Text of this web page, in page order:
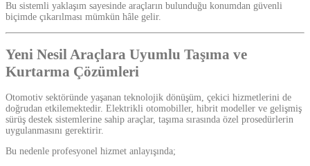
Bu sistemli yaklaşım sayesinde araçların bulunduğu konumdan güvenli
biçimde çıkarılması mümkün hâle gelir.
Yeni Nesil Araçlara Uyumlu Taşıma ve
Kurtarma Çözümleri
Otomotiv sektöründe yaşanan teknolojik dönüşüm, çekici hizmetlerini de
doğrudan etkilemektedir. Elektrikli otomobiller, hibrit modeller ve gelişmiş
sürüş destek sistemlerine sahip araçlar, taşıma sırasında özel prosedürlerin
uygulanmasını gerektirir.
Bu nedenle profesyonel hizmet anlayışında;